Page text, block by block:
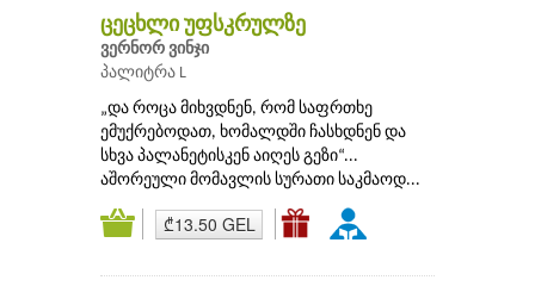
ცეცხლი უფსკრულზე
ვერნორ ვინჯი
პალიტრა L
„და როცა მიხვდნენ, რომ საფრთხე
ემუქრებოდათ, ხომალდში ჩასხდნენ და
სხვა პალანეტისკენ აიღეს გეზი“...
აშორეული მომავლის სურათი საკმაოდ...
₾13.50 GEL